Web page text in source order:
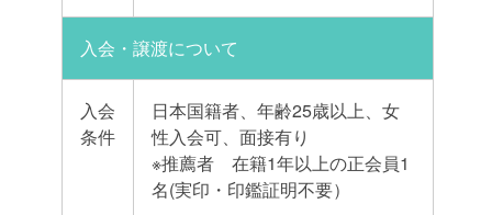
入会・譲渡について
入会
条件
日本国籍者、年齢25歳以上、女
性入会可、面接有り
※推薦者 在籍1年以上の正会員1
名(実印・印鑑証明不要）